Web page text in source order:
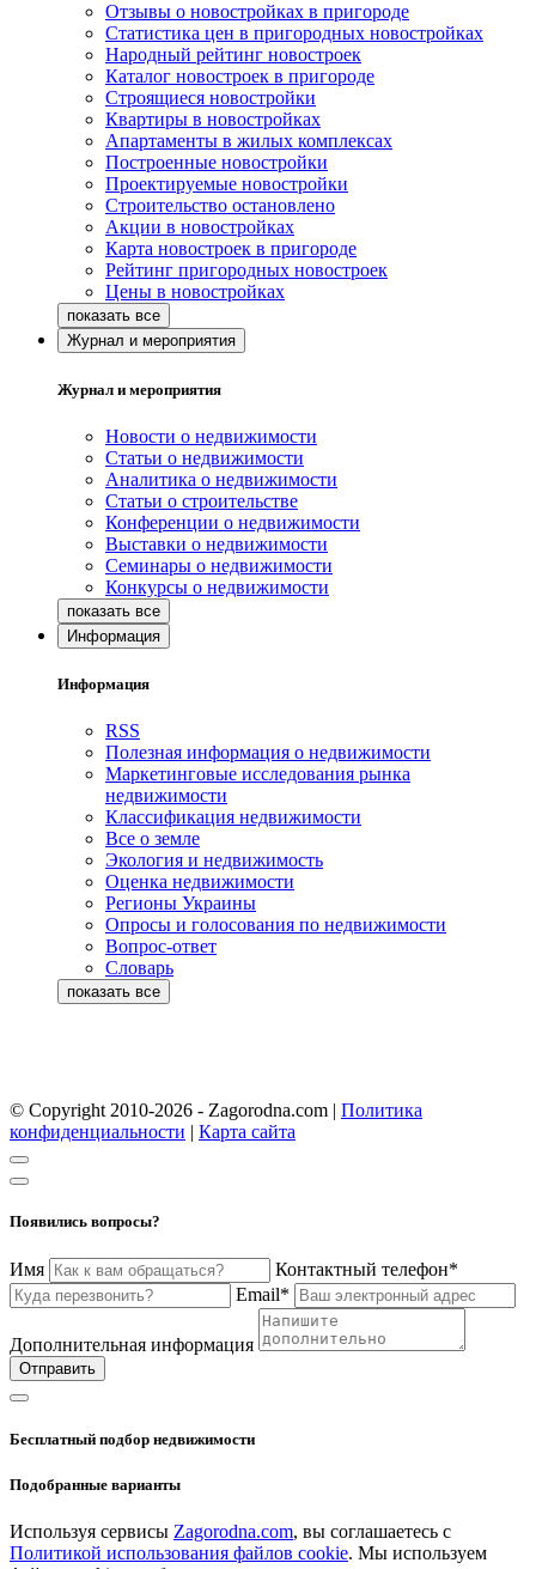
Отзывы о новостройках в пригороде
Статистика цен в пригородных новостройках
Народный рейтинг новостроек
Каталог новостроек в пригороде
Строящиеся новостройки
Квартиры в новостройках
Апартаменты в жилых комплексах
Построенные новостройки
Проектируемые новостройки
Строительство остановлено
Акции в новостройках
Карта новостроек в пригороде
Рейтинг пригородных новостроек
Цены в новостройках
Журнал и мероприятия
Журнал и мероприятия
Новости о недвижимости
Статьи о недвижимости
Аналитика о недвижимости
Статьи о строительстве
Конференции о недвижимости
Выставки о недвижимости
Семинары о недвижимости
Конкурсы о недвижимости
Информация
Информация
RSS
Полезная информация о недвижимости
Маркетинговые исследования рынка
недвижимости
Классификация недвижимости
Все о земле
Экология и недвижимость
Оценка недвижимости
Регионы Украины
Опросы и голосования по недвижимости
Вопрос-ответ
Словарь
© Copyright 2010-2026 - Zagorodna.com | Политика
конфиденциальности | Карта сайта
Появились вопросы?
Имя
Контактный телефон*
Email*
Дополнительная информация
Отправить
Бесплатный подбор недвижимости
Подобранные варианты
Используя сервисы Zagorodna.com, вы соглашаетесь с
Политикой использования файлов cookie. Мы используем